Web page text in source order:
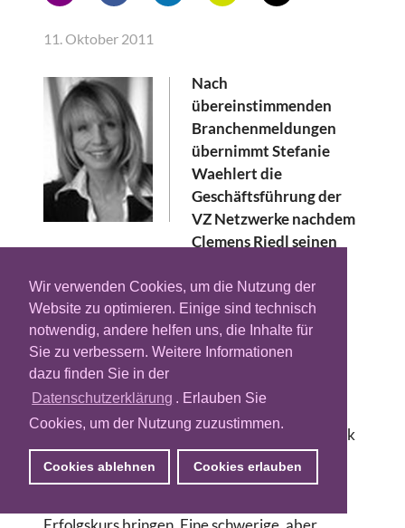
Wir verwenden Cookies, um die Nutzung der
Website zu optimieren. Einige sind technisch
notwendig, andere helfen uns, die Inhalte für
Sie zu verbessern. Weitere Informationen
dazu finden Sie in der
Datenschutzerklärung . Erlauben Sie
Cookies, um der Nutzung zuzustimmen.
Cookies ablehnen Cookies erlauben
11. Oktober 2011
Nach
übereinstimmenden
Branchenmeldungen
übernimmt Stefanie
Waehlert die
Geschäftsführung der
VZ Netzwerke nachdem
Clemens Riedl seinen
Waehlert kommt von ProSiebenSat1, wo sie
zuletzt Geschäftsführerin der lokalisten.de
war.
Clemens Riedl kam erst 2010 für Markus
Berger-de León und übernahm den schweren
Job des Geschäftsführers der VZ Netzwerke.
Schon damals litt das deutsche Social Netzwerk
unter Besucherschwund, verusacht durch die
zunehemende Beliebtheit von Facebook. Nun